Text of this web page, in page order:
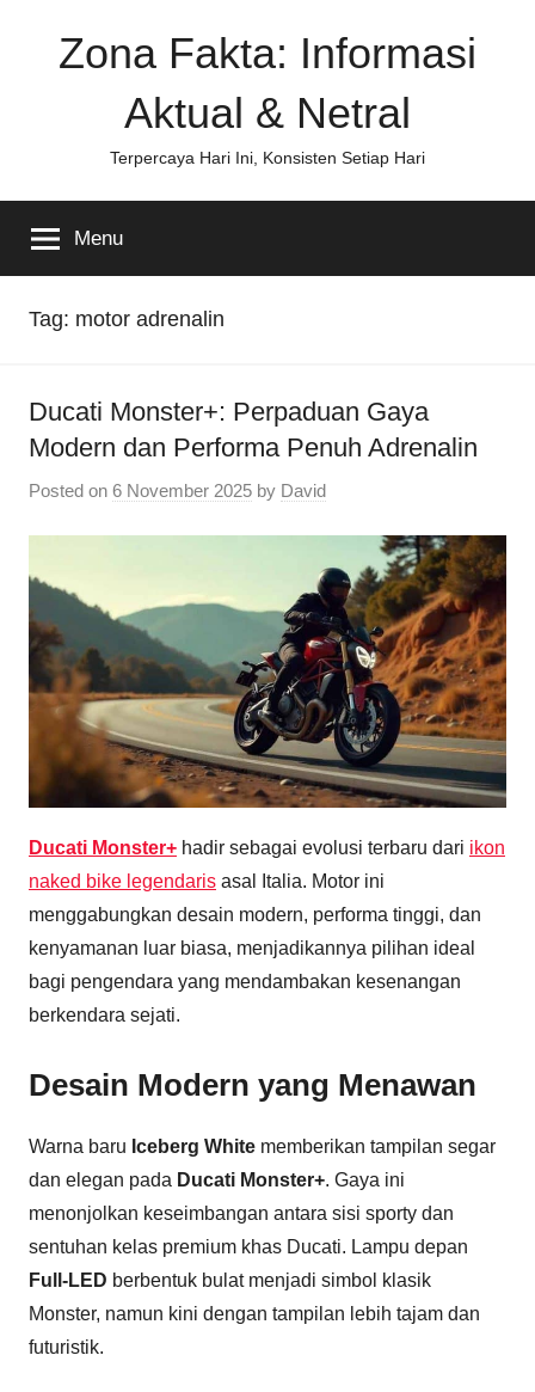
Zona Fakta: Informasi
Aktual & Netral
Terpercaya Hari Ini, Konsisten Setiap Hari
Menu
Tag: motor adrenalin
Ducati Monster+: Perpaduan Gaya
Modern dan Performa Penuh Adrenalin
Posted on 6 November 2025 by David
Ducati Monster+ hadir sebagai evolusi terbaru dari ikon
naked bike legendaris asal Italia. Motor ini
menggabungkan desain modern, performa tinggi, dan
kenyamanan luar biasa, menjadikannya pilihan ideal
bagi pengendara yang mendambakan kesenangan
berkendara sejati.
Desain Modern yang Menawan
Warna baru Iceberg White memberikan tampilan segar
dan elegan pada Ducati Monster+. Gaya ini
menonjolkan keseimbangan antara sisi sporty dan
sentuhan kelas premium khas Ducati. Lampu depan
Full-LED berbentuk bulat menjadi simbol klasik
Monster, namun kini dengan tampilan lebih tajam dan
futuristik.